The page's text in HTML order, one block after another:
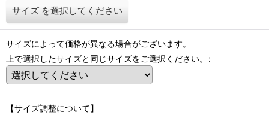
サイズ を選択してください
サイズによって価格が異なる場合がございます。
上で選択したサイズと同じサイズをご選択ください。
:
【サイズ調整について】